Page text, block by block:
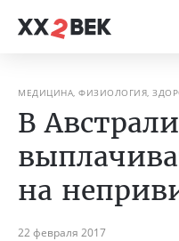
МЕДИЦИНА, ФИЗИОЛОГИЯ,
В
на
22 февраля 2017